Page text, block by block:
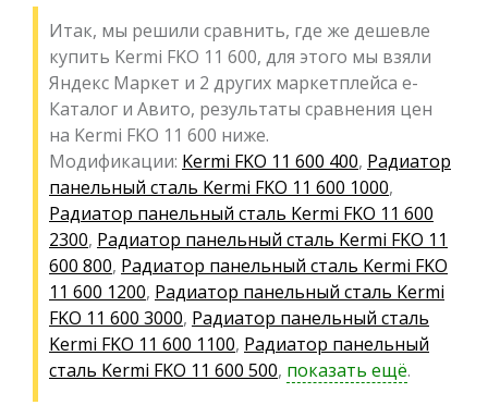
Итак, мы решили сравнить, где же дешевле
купить Kermi FKO 11 600, для этого мы взяли
Яндекс Маркет и 2 других маркетплейса е-
Каталог и Авито, результаты сравнения цен
на Kermi FKO 11 600 ниже.
Модификации: Kermi FKO 11 600 400, Радиатор
панельный сталь Kermi FKO 11 600 1000,
Радиатор панельный сталь Kermi FKO 11 600
2300, Радиатор панельный сталь Kermi FKO 11
600 800, Радиатор панельный сталь Kermi FKO
11 600 1200, Радиатор панельный сталь Kermi
FKO 11 600 3000, Радиатор панельный сталь
Kermi FKO 11 600 1100, Радиатор панельный
сталь Kermi FKO 11 600 500, показать ещё.